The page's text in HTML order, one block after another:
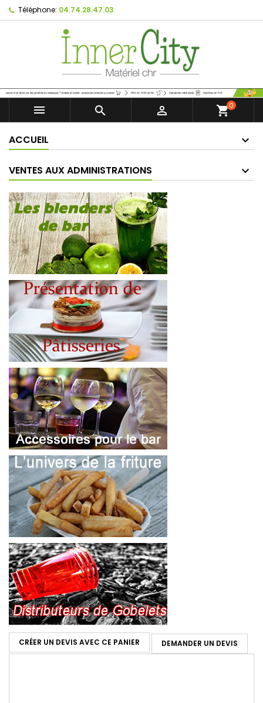
Téléphone: 04.74.28.47.03
   shopping_cart0
ACCUEIL
VENTES AUX ADMINISTRATIONS
CRÉER UN DEVIS AVEC CE PANIER DEMANDER UN DEVIS